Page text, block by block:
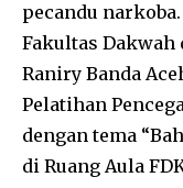
pecandu
Fakultas Dakwah
Raniry Banda
Pelatihan
dengan tema
di Ruang Aula